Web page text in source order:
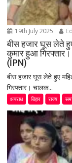
19th July 2025
बीस हजार घूस लेते
कुमार हुआ
(IPN)
बीस हजार घूस लेते हुए
गिरफ्तार। चालक...
अपराध बिहार राज्य